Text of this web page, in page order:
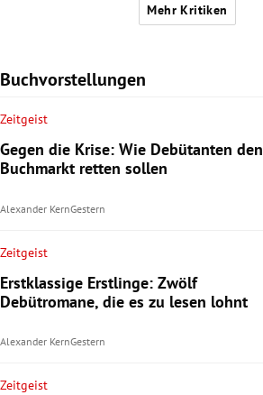
Mehr Kritiken
Buchvorstellungen
Zeitgeist
Gegen die Krise: Wie Debütanten den
Buchmarkt retten sollen
Alexander KernGestern
Zeitgeist
Erstklassige Erstlinge: Zwölf
Debütromane, die es zu lesen lohnt
Alexander KernGestern
Zeitgeist